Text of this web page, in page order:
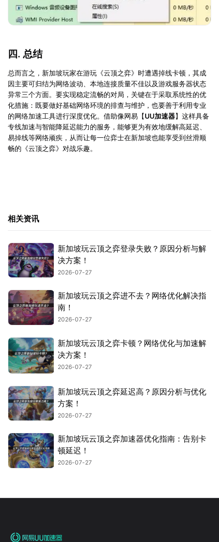
四. 总结
总而言之，新加坡玩家在游玩《云顶之弈》时遭遇掉线卡顿，其成
因主要可归结为网络波动、本地连接质量不佳以及游戏服务器状态
异常三个方面。要实现稳定流畅的对局，关键在于采取系统性的优
化措施：既要做好基础网络环境的排查与维护，也要善于利用专业
的网络加速工具进行深度优化。借助像网易【UU加速器】这样具备
专线加速与智能降延迟能力的服务，能够更为有效地缓解高延迟、
易掉线等网络顽疾，从而让每一位弈士在新加坡也能享受到丝滑顺
畅的《云顶之弈》对战乐趣。
相关资讯
新加坡玩云顶之弈登录失败？原因分析与解
决方案！
2026-07-27
新加坡玩云顶之弈进不去？网络优化解决指
南！
2026-07-27
新加坡玩云顶之弈卡顿？网络优化与加速解
决方案！
2026-07-27
新加坡玩云顶之弈延迟高？原因分析与优化
方案！
2026-07-27
新加坡玩云顶之弈加速器优化指南：告别卡
顿延迟！
2026-07-27